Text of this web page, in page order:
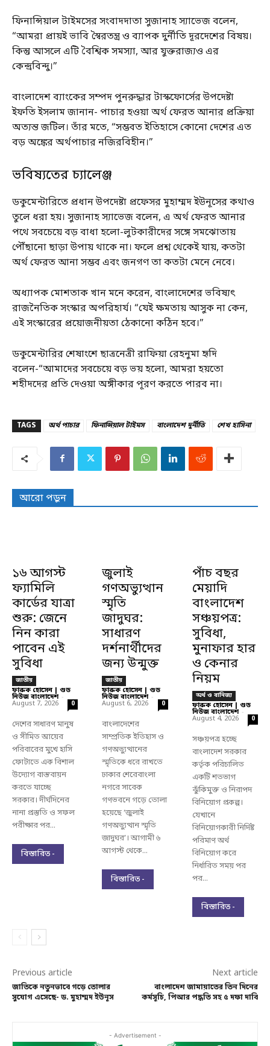
ফিনান্সিয়াল টাইমসের সংবাদদাতা সুজানাহ স্যাভেজ বলেন,
“আমরা প্রায়ই ভাবি স্বৈরতন্ত্র ও ব্যাপক দুর্নীতি দূরদেশের বিষয়।
কিন্তু আসলে এটি বৈশ্বিক সমস্যা, আর যুক্তরাজ্যও এর
কেন্দ্রবিন্দু।”
বাংলাদেশ ব্যাংকের সম্পদ পুনরুদ্ধার টাস্কফোর্সের উপদেষ্টা
ইফতি ইসলাম জানান- পাচার হওয়া অর্থ ফেরত আনার প্রক্রিয়া
অত্যন্ত জটিল। তাঁর মতে, “সম্ভবত ইতিহাসে কোনো দেশের এত
বড় অঙ্কের অর্থপাচার নজিরবিহীন।”
ভবিষ্যতের চ্যালেঞ্জ
ডকুমেন্টারিতে প্রধান উপদেষ্টা প্রফেসর মুহাম্মদ ইউনূসের কথাও
তুলে ধরা হয়। সুজানাহ স্যাভেজ বলেন, এ অর্থ ফেরত আনার
পথে সবচেয়ে বড় বাধা হলো-লুটকারীদের সঙ্গে সমঝোতায়
পৌঁছানো ছাড়া উপায় থাকে না। ফলে প্রশ্ন থেকেই যায়, কতটা
অর্থ ফেরত আনা সম্ভব এবং জনগণ তা কতটা মেনে নেবে।
অধ্যাপক মোশতাক খান মনে করেন, বাংলাদেশের ভবিষ্যৎ
রাজনৈতিক সংস্কার অপরিহার্য। “যেই ক্ষমতায় আসুক না কেন,
এই সংস্কারের প্রয়োজনীয়তা ঠেকানো কঠিন হবে।”
ডকুমেন্টারির শেষাংশে ছাত্রনেত্রী রাফিয়া রেহনুমা হৃদি
বলেন-“আমাদের সবচেয়ে বড় ভয় হলো, আমরা হয়তো
শহীদদের প্রতি দেওয়া অঙ্গীকার পূরণ করতে পারব না।
TAGS অর্থ পাচার ফিনান্সিয়াল টাইমস বাংলাদেশ দুর্নীতি শেখ হাসিনা
আরো পড়ুন
১৬ আগস্ট
ফ্যামিলি
কার্ডের যাত্রা
শুরু: জেনে
নিন কারা
পাবেন এই
সুবিধা
জাতীয়
ফারুক হোসেন | গুড
নিউজ বাংলাদেশ -
August 7, 2026 0
দেশের সাধারণ মানুষ
ও সীমিত আয়ের
পরিবারের মুখে হাসি
ফোটাতে এক বিশাল
উদ্যোগ বাস্তবায়ন
করতে যাচ্ছে
সরকার। দীর্ঘদিনের
নানা প্রস্তুতি ও সফল
পরীক্ষার পর...
বিস্তারিত -
জুলাই
গণঅভ্যুত্থান
স্মৃতি
জাদুঘর:
সাধারণ
দর্শনার্থীদের
জন্য উন্মুক্ত
জাতীয়
ফারুক হোসেন | গুড
নিউজ বাংলাদেশ -
August 6, 2026 0
বাংলাদেশের
সাম্প্রতিক ইতিহাস ও
গণঅভ্যুত্থানের
স্মৃতিকে ধরে রাখতে
ঢাকার শেরেবাংলা
নগরে সাবেক
গণভবনে গড়ে তোলা
হয়েছে ‘জুলাই
গণঅভ্যুত্থান স্মৃতি
জাদুঘর’। আগামী ৬
আগস্ট থেকে...
বিস্তারিত -
পাঁচ বছর
মেয়াদি
বাংলাদেশ
সঞ্চয়পত্র:
সুবিধা,
মুনাফার হার
ও কেনার
নিয়ম
অর্থ ও বানিজ্য
ফারুক হোসেন | গুড
নিউজ বাংলাদেশ -
August 4, 2026 0
সঞ্চয়পত্র হচ্ছে
বাংলাদেশ সরকার
কর্তৃক পরিচালিত
একটি শতভাগ
ঝুঁকিমুক্ত ও নিরাপদ
বিনিয়োগ প্রকল্প।
যেখানে
বিনিয়োগকারী নির্দিষ্ট
পরিমাণ অর্থ
বিনিয়োগ করে
নির্ধারিত সময় পর
পর...
বিস্তারিত -
Previous article
জাতিকে নতুনভাবে গড়ে তোলার
সুযোগ এসেছে- ড. মুহাম্মদ ইউনূস
Next article
বাংলাদেশ জামায়াতের তিন দিনের
কর্মসূচি, পিআর পদ্ধতি সহ ৫ দফা দাবি
- Advertisement -